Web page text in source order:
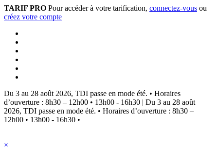
TARIF PRO Pour accéder à votre tarification, connectez-vous ou
créez votre compte
Du 3 au 28 août 2026, TDI passe en mode été. • Horaires
d’ouverture : 8h30 – 12h00 • 13h00 - 16h30 | Du 3 au 28 août
2026, TDI passe en mode été. • Horaires d’ouverture : 8h30 –
12h00 • 13h00 - 16h30 •
×